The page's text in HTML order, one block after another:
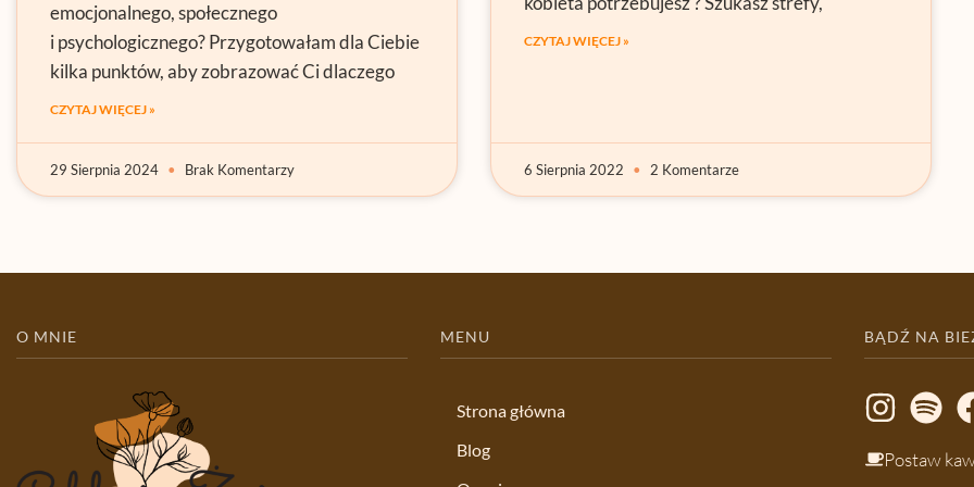
emocjonalnego, społecznego
i psychologicznego? Przygotowałam dla Ciebie
kilka punktów, aby zobrazować Ci dlaczego
CZYTAJ WIĘCEJ »
29 Sierpnia 2024 Brak Komentarzy
CZYTAJ WIĘCEJ »
6 Sierpnia 2022 2 Komentarze
O MNIE MENU
Strona główna
Blog
BĄDŹ NA
Postaw